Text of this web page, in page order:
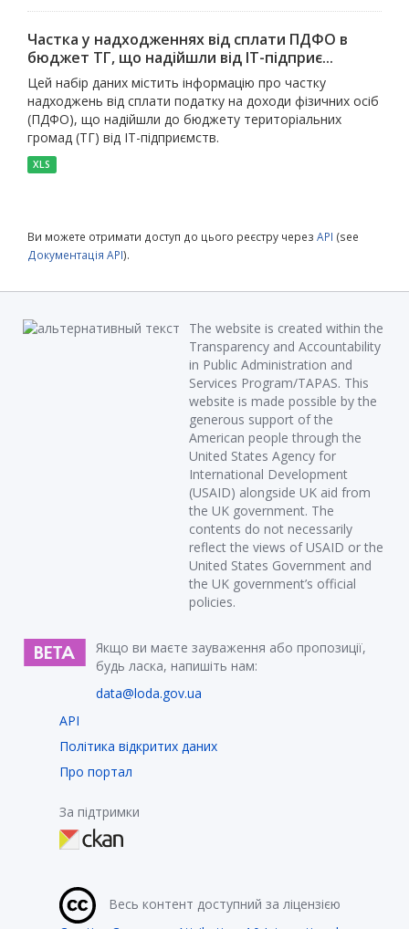
Частка у надходженнях від сплати ПДФО в
бюджет ТГ, що надійшли від ІТ-підприє...
Цей набір даних містить інформацію про частку
надходжень від сплати податку на доходи фізичних осіб
(ПДФО), що надійшли до бюджету територіальних
громад (ТГ) від ІТ-підприємств.
XLS
Ви можете отримати доступ до цього реєстру через API (see
Документація API).
The website is created within the
Transparency and Accountability
in Public Administration and
Services Program/TAPAS. This
website is made possible by the
generous support of the
American people through the
United States Agency for
International Development
(USAID) alongside UK aid from
the UK government. The
contents do not necessarily
reflect the views of USAID or the
United States Government and
the UK government’s official
policies.
Якщо ви маєте зауваження або пропозиції,
будь ласка, напишіть нам:
data@loda.gov.ua
API
Політика відкритих даних
Про портал
За підтримки
Весь контент доступний за ліцензією